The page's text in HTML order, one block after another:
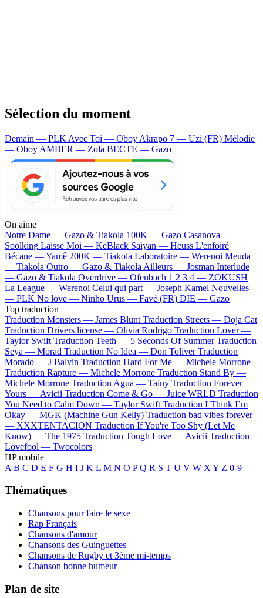
Sélection du moment
Demain — PLK Avec Toi — Oboy Akrapo 7 — Uzi (FR) Mélodie
— Oboy AMBER — Zola BECTE — Gazo
On aime
Notre Dame — Gazo & Tiakola 100K — Gazo Casanova —
Soolking Laisse Moi — KeBlack Saiyan — Heuss L'enfoiré
Bécane —Yamê 200K — Tiakola Laboratoire — Werenoi Meuda
— Tiakola Outro — Gazo & Tiakola Ailleurs — Josman Interlude
— Gazo & Tiakola Overdrive — Ofenbach 1 2 3 4 — ZOKUSH
La League — Werenoi Celui qui part — Joseph Kamel Nouvelles
— PLK No love — Ninho Urus — Favé (FR) DIE — Gazo
Top traduction
Traduction Monsters — James Blunt Traduction Streets — Doja Cat
Traduction Drivers license — Olivia Rodrigo Traduction Lover —
Taylor Swift Traduction Teeth — 5 Seconds Of Summer Traduction
Seya — Morad Traduction No Idea — Don Toliver Traduction
Morado — J Balvin Traduction Hard For Me — Michele Morrone
Traduction Rapture — Michele Morrone Traduction Stand By —
Michele Morrone Traduction Agua — Tainy Traduction Forever
Yours — Avicii Traduction Come & Go — Juice WRLD Traduction
You Need to Calm Down — Taylor Swift Traduction I Think I’m
Okay — MGK (Machine Gun Kelly) Traduction bad vibes forever
— XXXTENTACION Traduction If You're Too Shy (Let Me
Know) — The 1975 Traduction Tough Love — Avicii Traduction
Lovefool — Twocolors
HP mobile
A B C D E F G H I J K L M N O P Q R S T U V W X Y Z 0-9
Thématiques
Chansons pour faire le sexe
Rap Français
Chansons d'amour
Chansons des Guinguettes
Chansons de Rugby et 3ème mi-temps
Chanson bonne humeur
Plan de site